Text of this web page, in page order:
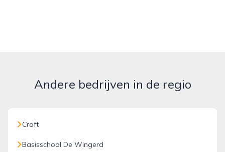
Andere bedrijven in de regio
Craft
Basisschool De Wingerd